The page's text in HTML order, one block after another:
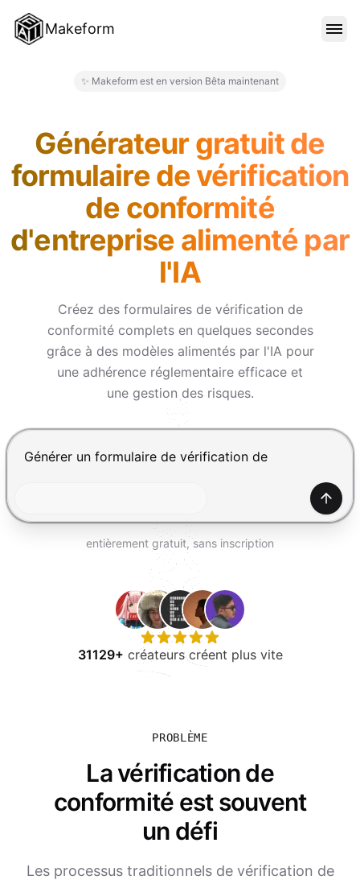
Makeform
BLOG
TARIFS
SE CONNECTER
ESSAYER GRATUITEMENT
✨ Makeform est en version Bêta maintenant
Générateur gratuit de
formulaire de vérification
de conformité
d'entreprise alimenté par
l'IA
Créez des formulaires de vérification de
conformité complets en quelques secondes
grâce à des modèles alimentés par l'IA pour
une adhérence réglementaire efficace et
une gestion des risques.
Appuyez sur Entrée pour envoyer, Maj+Entrée pour
entièrement gratuit, sans inscription
31129+ créateurs créent plus vite
PROBLÈME
La vérification de
conformité est souvent
un défi
Les processus traditionnels de vérification de